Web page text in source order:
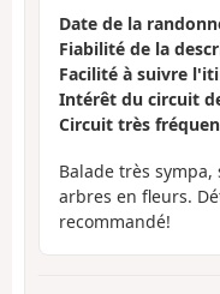
Date de la
Fiabilité de la
Facilité à suivre
Intérêt du circuit
Circuit très
Balade très
arbres en fleurs.
recommandé!